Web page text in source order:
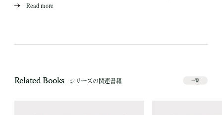
Read more
Related Books シリーズの関連書籍 一覧